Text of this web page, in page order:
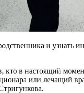
и узнать
в настоящий
или лечащий